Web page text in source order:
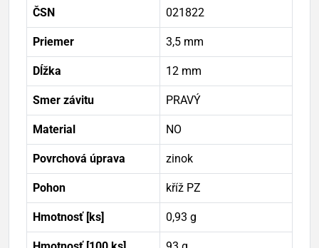
ČSN 021822
Priemer 3,5 mm
Dĺžka 12 mm
Smer závitu PRAVÝ
Material NO
Povrchová úprava zinok
Pohon kříž PZ
Hmotnosť [ks] 0,93 g